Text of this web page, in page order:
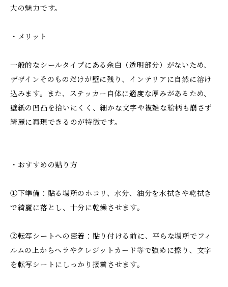
大の魅力です。
・メリット
一般的なシールタイプにある余白（透明部分）がないため、
デザインそのものだけが壁に残り、インテリアに自然に溶け
込みます。また、ステッカー自体に適度な厚みがあるため、
壁紙の凹凸を拾いにくく、細かな文字や複雑な絵柄も崩さず
綺麗に再現できるのが特徴です。
・おすすめの貼り方
①下準備：貼る場所のホコリ、水分、油分を水拭きや乾拭き
で綺麗に落とし、十分に乾燥させます。
②転写シートへの密着：貼り付ける前に、平らな場所でフィ
ルムの上からヘラやクレジットカード等で強めに擦り、文字
を転写シートにしっかり接着させます。